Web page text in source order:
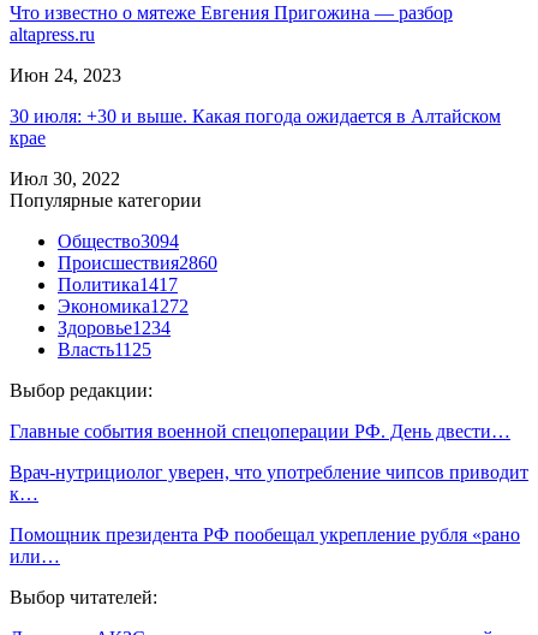
Что известно о мятеже Евгения Пригожина — разбор
altapress.ru
Июн 24, 2023
30 июля: +30 и выше. Какая погода ожидается в Алтайском
крае
Июл 30, 2022
Популярные категории
Общество3094
Происшествия2860
Политика1417
Экономика1272
Здоровье1234
Власть1125
Выбор редакции:
Главные события военной спецоперации РФ. День двести…
Врач-нутрициолог уверен, что употребление чипсов приводит
к…
Помощник президента РФ пообещал укрепление рубля «рано
или…
Выбор читателей: